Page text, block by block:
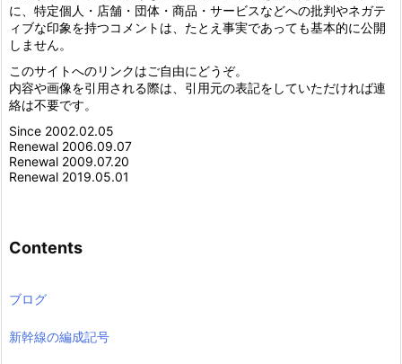
に、特定個人・店舗・団体・商品・サービスなどへの批判やネガテ
ィブな印象を持つコメントは、たとえ事実であっても基本的に公開
しません。
このサイトへのリンクはご自由にどうぞ。
内容や画像を引用される際は、引用元の表記をしていただければ連
絡は不要です。
Since 2002.02.05
Renewal 2006.09.07
Renewal 2009.07.20
Renewal 2019.05.01
Contents
ブログ
新幹線の編成記号